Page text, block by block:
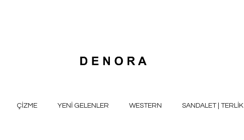
ÇİZME YENİ GELENLER WESTERN SANDALET | TERLİK